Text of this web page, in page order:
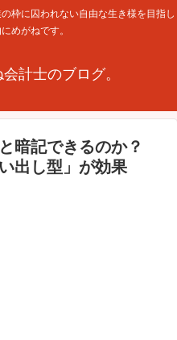
枠に囚われない自由な生き様を目指し
めがねです。
計士のブログ。
暗記できるのか？
出し型」が効果